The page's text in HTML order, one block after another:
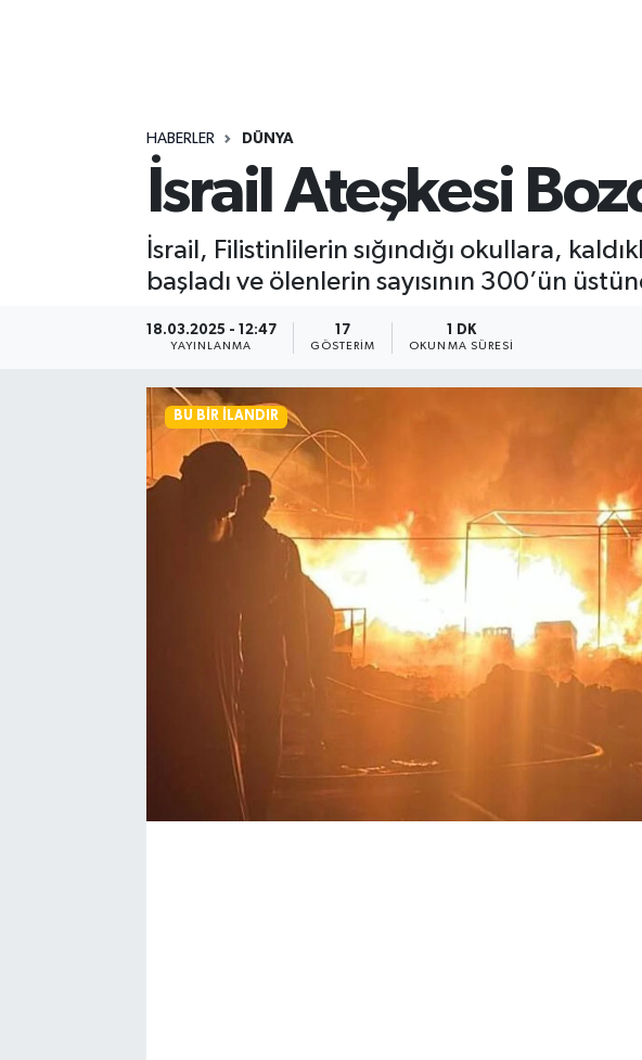
HABERLER DÜNYA
İsrail Ateşkesi
İsrail, Filistinlilerin sığındığı okullara,
başladı ve ölenlerin sayısının 300’ün
18.03.2025 - 12:47
YAYINLANMA
17
GÖSTERIM
1 DK
OKUNMA SÜRESI
BU BIR İLANDIR